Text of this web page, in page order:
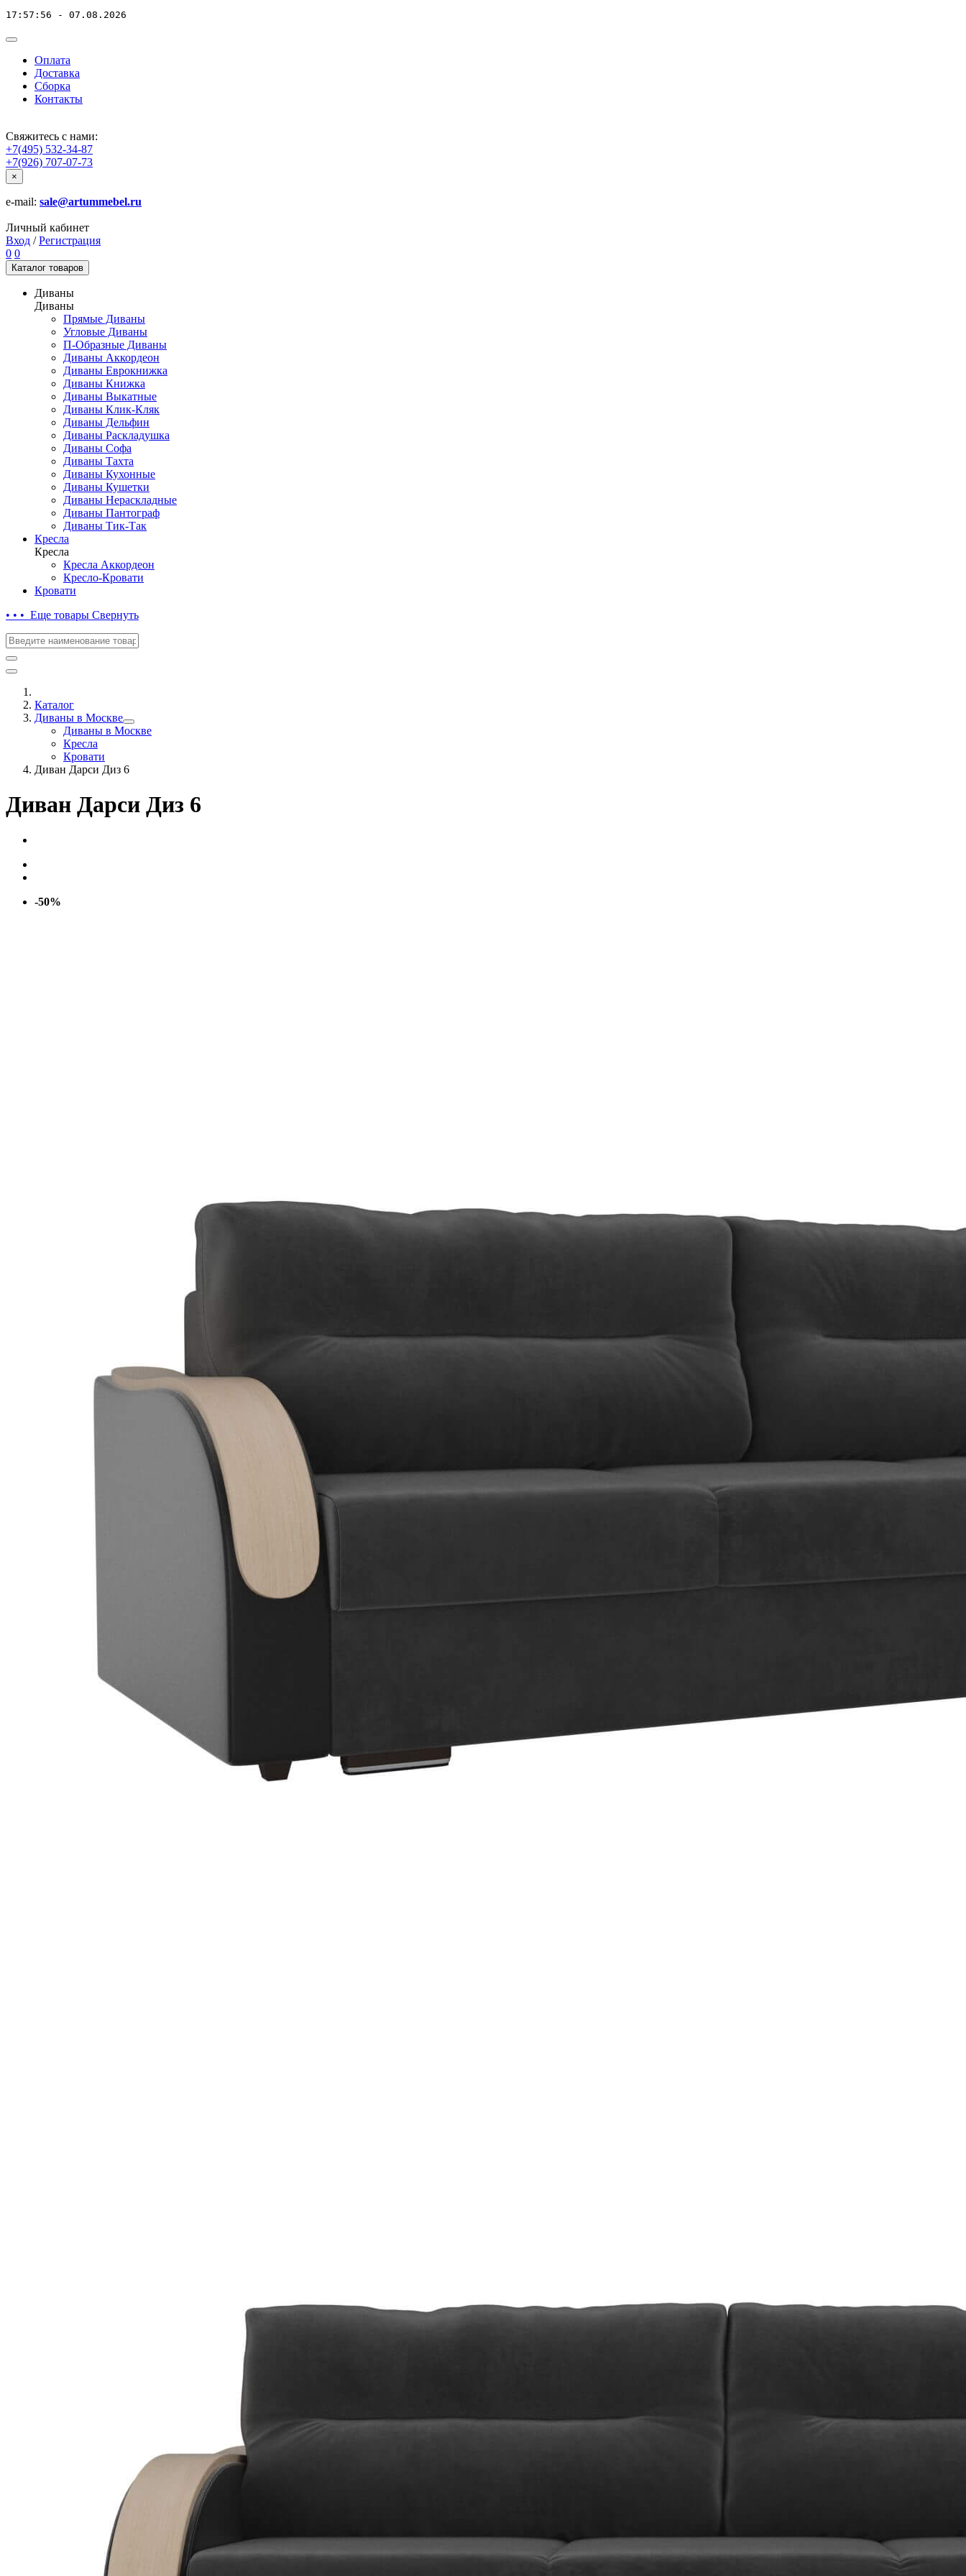
17:57:56 - 07.08.2026
Оплата
Доставка
Сборка
Контакты
Свяжитесь с нами:
+7(495) 532-34-87
+7(926) 707-07-73
×
e-mail: sale@artummebel.ru
Личный кабинет
Вход / Регистрация
0 0
Каталог товаров
Диваны
Диваны
Прямые Диваны
Угловые Диваны
П-Образные Диваны
Диваны Аккордеон
Диваны Еврокнижка
Диваны Книжка
Диваны Выкатные
Диваны Клик-Кляк
Диваны Дельфин
Диваны Раскладушка
Диваны Софа
Диваны Тахта
Диваны Кухонные
Диваны Кушетки
Диваны Нераскладные
Диваны Пантограф
Диваны Тик-Так
Кресла
Кресла
Кресла Аккордеон
Кресло-Кровати
Кровати
• • • Еще товары Свернуть
Каталог
Диваны в Москве
Диваны в Москве
Кресла
Кровати
Диван Дарси Диз 6
Диван Дарси Диз 6
-50%